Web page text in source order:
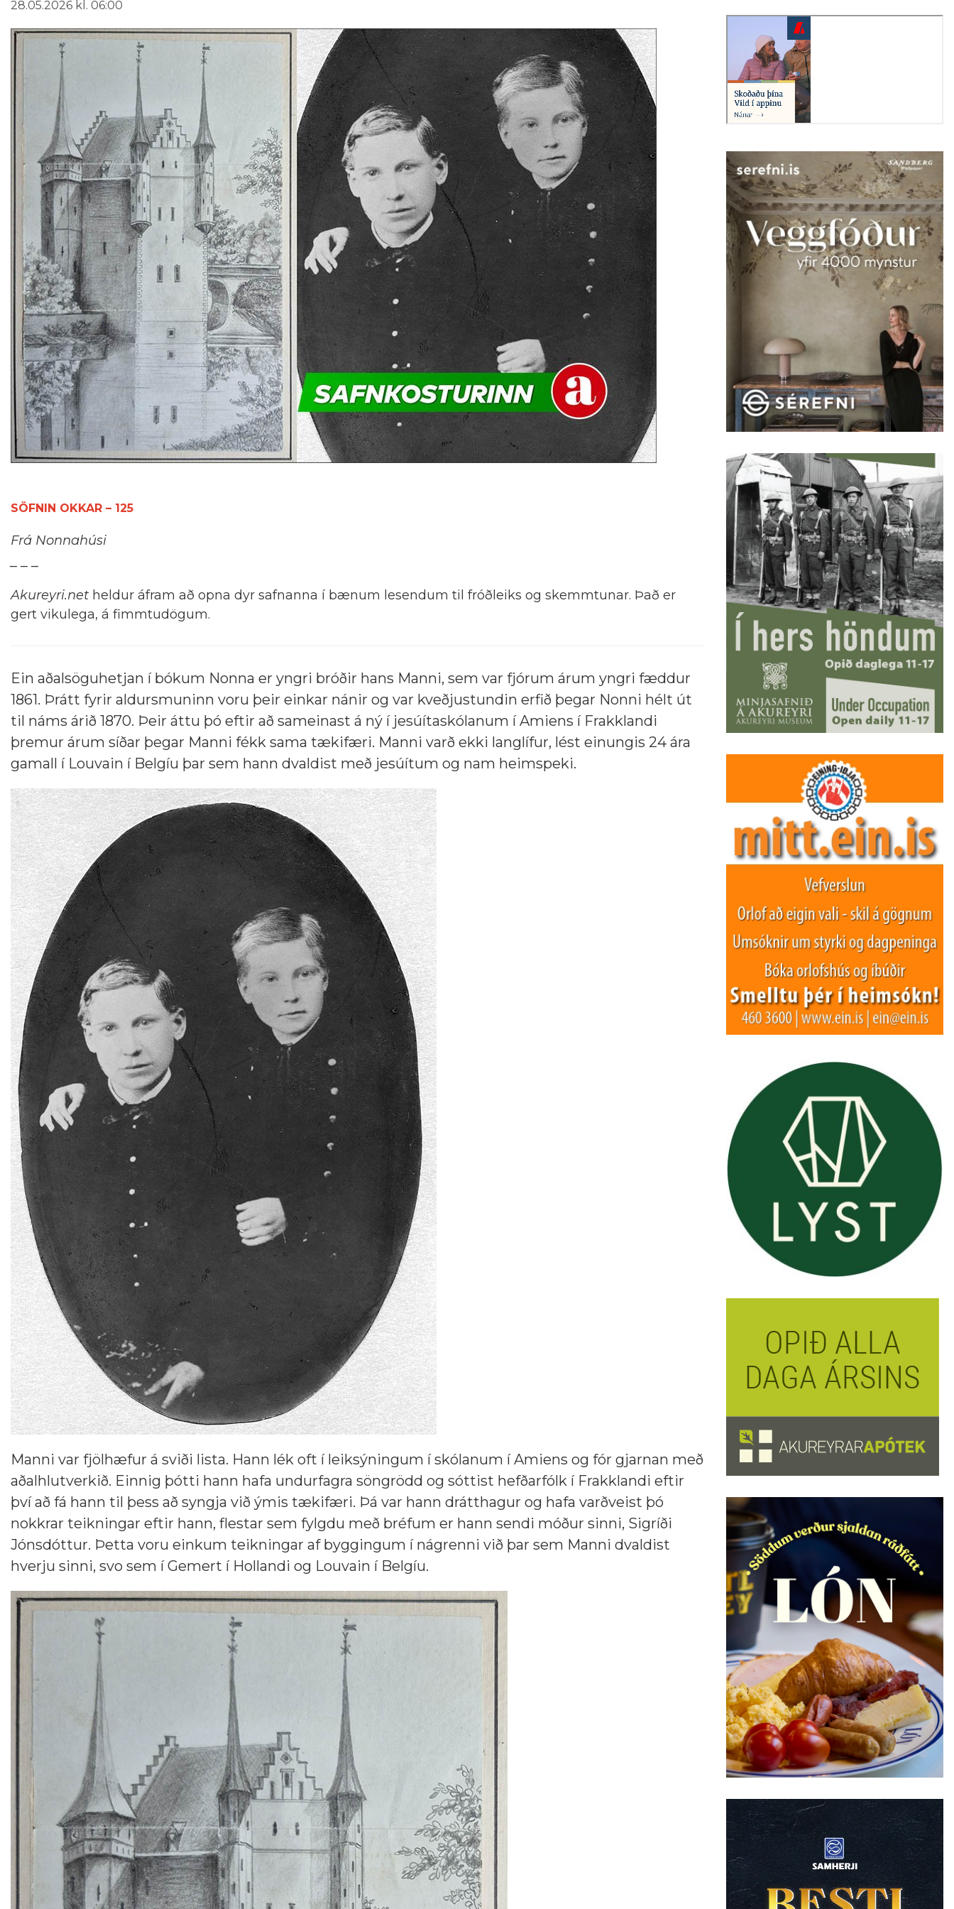
28.05.2026 kl. 06:00
SÖFNIN OKKAR – 125
Frá Nonnahúsi
Akureyri.net heldur áfram að opna dyr safnanna í bænum lesendum til fróðleiks og skemmtunar. Það er
gert vikulega, á fimmtudögum.
Ein aðalsöguhetjan í bókum Nonna er yngri bróðir hans Manni, sem var fjórum árum yngri fæddur
1861. Þrátt fyrir aldursmuninn voru þeir einkar nánir og var kveðjustundin erfið þegar Nonni hélt út
til náms árið 1870. Þeir áttu þó eftir að sameinast á ný í jesúítaskólanum í Amiens í Frakklandi
þremur árum síðar þegar Manni fékk sama tækifæri. Manni varð ekki langlífur, lést einungis 24 ára
gamall í Louvain í Belgíu þar sem hann dvaldist með jesúítum og nam heimspeki.
Manni var fjölhæfur á sviði lista. Hann lék oft í leiksýningum í skólanum í Amiens og fór gjarnan með
aðalhlutverkið. Einnig þótti hann hafa undurfagra söngrödd og sóttist hefðarfólk í Frakklandi eftir
því að fá hann til þess að syngja við ýmis tækifæri. Þá var hann drátthagur og hafa varðveist þó
nokkrar teikningar eftir hann, flestar sem fylgdu með bréfum er hann sendi móður sinni, Sigríði
Jónsdóttur. Þetta voru einkum teikningar af byggingum í nágrenni við þar sem Manni dvaldist
hverju sinni, svo sem í Gemert í Hollandi og Louvain í Belgíu.